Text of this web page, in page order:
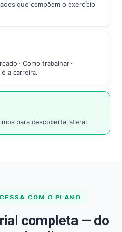
que compõem o exercício
· Como trabalhar ·
é a carreira.
para descoberta lateral.
COM O PLANO
completa — do